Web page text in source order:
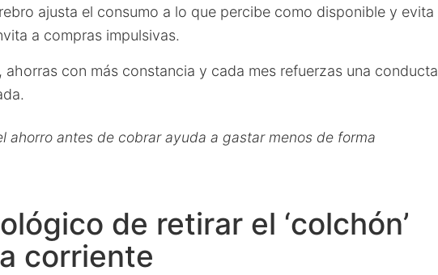
ajusta el consumo a lo que percibe como disponible y evita
a compras impulsivas.
ahorras con más constancia y cada mes refuerzas una conducta
ahorro antes de cobrar ayuda a gastar menos de forma
de retirar el ‘colchón’
corriente